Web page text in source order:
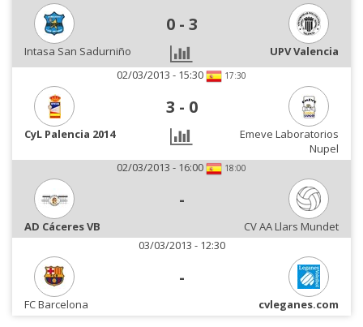
0 - 3
Intasa San Sadurniño
UPV Valencia
02/03/2013 - 15:30
17:30
3 - 0
CyL Palencia 2014
Emeve Laboratorios
Nupel
02/03/2013 - 16:00
18:00
-
AD Cáceres VB
CV AA Llars Mundet
03/03/2013 - 12:30
-
FC Barcelona cvleganes.com